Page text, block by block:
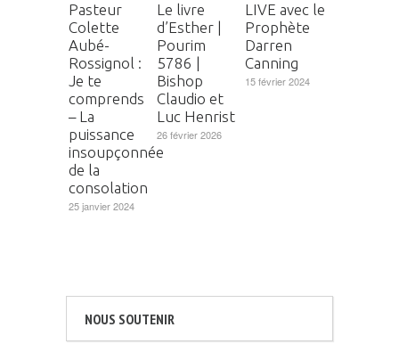
Pasteur
Colette
Aubé-
Rossignol :
Je te
comprends
– La
puissance
insoupçonnée
de la
consolation
25 janvier 2024
Le livre
d’Esther |
Pourim
5786 |
Bishop
Claudio et
Luc Henrist
26 février 2026
LIVE avec le
Prophète
Darren
Canning
15 février 2024
NOUS SOUTENIR